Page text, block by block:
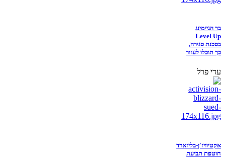
בר הגיימינג
Level Up
בסכנת סגירה,
כך תוכלו לעזור
עדי פרל
אקטיוויז'ן-בליזארד
חוטפת תביעת